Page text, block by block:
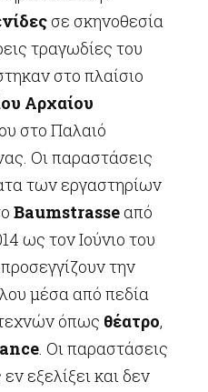
σε σκηνοθεσία
τραγωδίες του
στο πλαίσιο
Αρχαίου
στο Παλαιό
Οι παραστάσεις
των εργαστηρίων
Baumstrasseαπό
ως τον Ιούνιο του
την
μέσα από πεδία
όπως θέατρο,
. Οι παραστάσεις
εξελίξει και δεν